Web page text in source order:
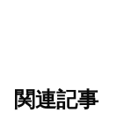
関連記事